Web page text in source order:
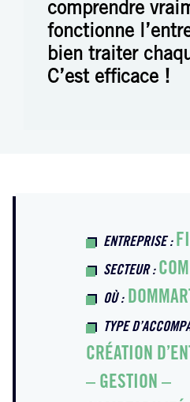
comprendre
fonctionne
bien traiter
C’est efficace !
ENTREPRISE :
SECTEUR :
OÙ :
TYPE
CRÉATION
– GESTION –